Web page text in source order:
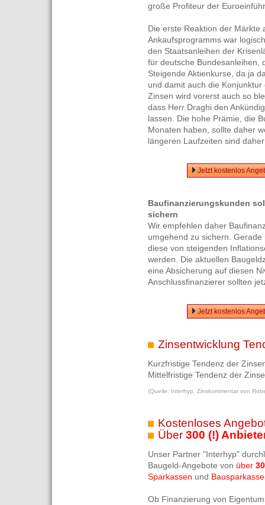
große Profiteur der
Die erste Reaktion der Märkte
Ankaufsprogramms war
den Staatsanleihen der
für deutsche Bundesanleihen,
Steigende Aktienkurse, da ja
und damit auch die
Zinsen wird vorerst auch so
dass Herr Draghi den
lassen. Die hohe Prämie, die
Monaten haben, sollte daher
längeren Laufzeiten sind
Jetzt kostenlos
Baufinanzierungskunden
sichern
Wir empfehlen daher
umgehend zu sichern.
diese von steigenden
werden. Die aktuellen
eine Absicherung auf diesen
Anschlussfinanzierer sollten
Jetzt kostenlos
Zinsentwicklung
Kurzfristige Tendenz der
Mittelfristige Tendenz der
(Quelle: Interhyp, Zinskommentar von
Kostenloses
Über 300 (!)
Unser Partner "Interhyp"
Baugeld-Angebote von über
Sparkassen und
Ob Finanzierung von